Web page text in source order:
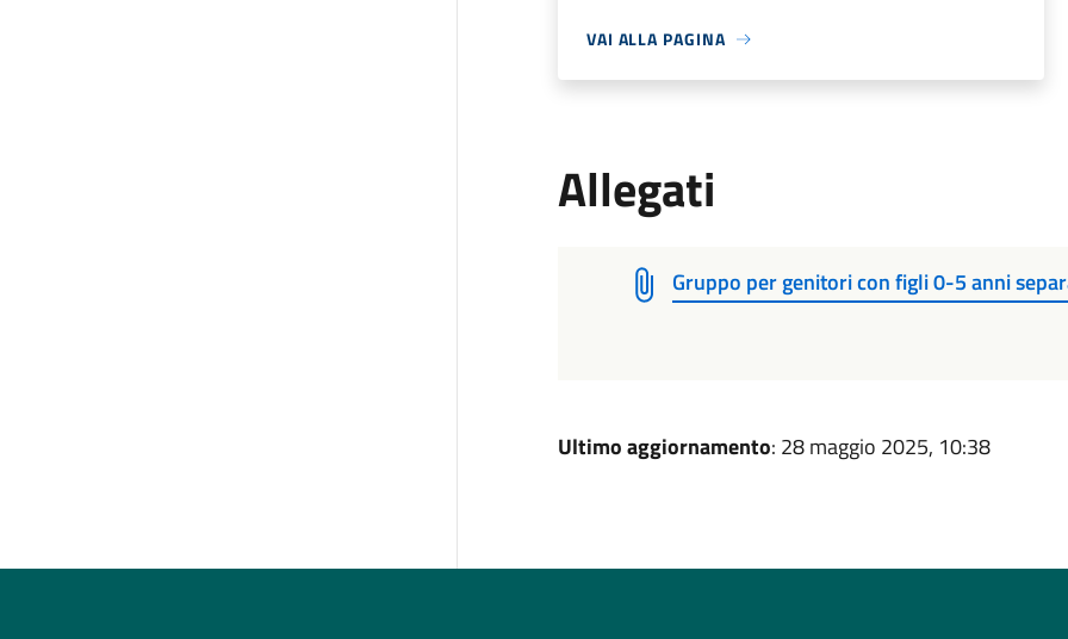
VAI ALLA PAGINA
Allegati
Gruppo per genitori con figli 0-5 anni
Ultimo aggiornamento: 28 maggio 2025, 10:38